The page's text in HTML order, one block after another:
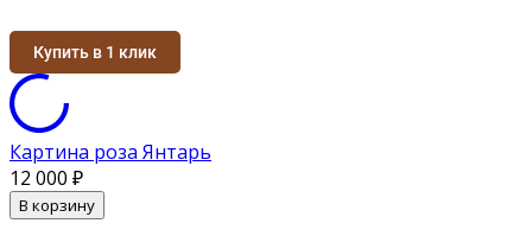
Купить в 1 клик
Картина роза Янтарь
12 000 ₽
В корзину